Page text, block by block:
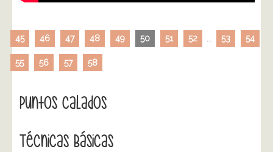
45 46 47 48 49 50 51 52 53 54
55 56 57 58
Puntos Calados
Técnicas Básicas